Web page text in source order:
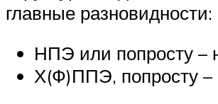
главные разновидности:
НПЭ или попросту –
Х(Ф)ППЭ, попросту